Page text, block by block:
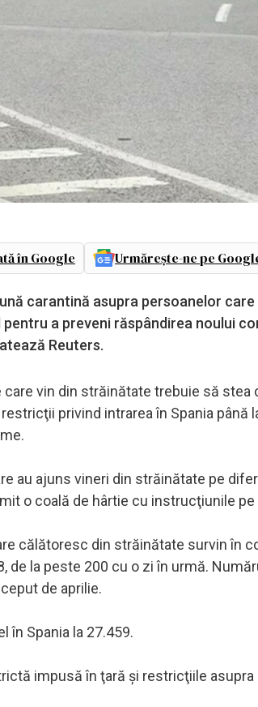
în Google Urmărește-ne pe
carantină asupra persoanelor
a preveni răspândirea noului
Reuters.
vin din străinătate trebuie să
privind intrarea în Spania până
au ajuns vineri din străinătate pe
o coală de hârtie cu instrucţiunile
călătoresc din străinătate survin în
de la peste 200 cu o zi în urmă.
de aprilie.
în Spania la 27.459.
impusă în ţară şi restricţiile